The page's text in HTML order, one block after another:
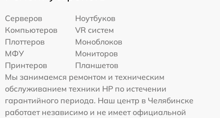
Серверов
Ноутбуков
Компьютеров
VR систем
Плоттеров
Моноблоков
МФУ
Мониторов
Принтеров
Планшетов
Мы занимаемся ремонтом и техническим
обслуживанием техники HP по истечении
гарантийного периода. Наш центр в Челябинске
работает независимо и не имеет официальной